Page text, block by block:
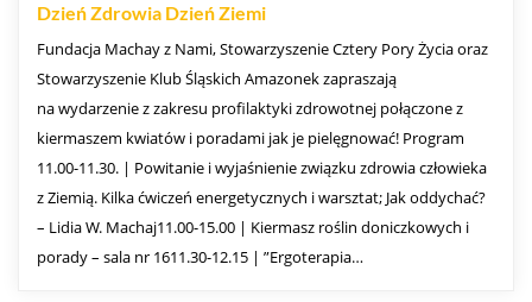
Dzień Zdrowia Dzień Ziemi
Fundacja Machay z Nami, Stowarzyszenie Cztery Pory Życia oraz
Stowarzyszenie Klub Śląskich Amazonek zapraszają
na wydarzenie z zakresu profilaktyki zdrowotnej połączone z
kiermaszem kwiatów i poradami jak je pielęgnować! Program
11.00-11.30. | Powitanie i wyjaśnienie związku zdrowia człowieka
z Ziemią. Kilka ćwiczeń energetycznych i warsztat; Jak oddychać?
– Lidia W. Machaj11.00-15.00 | Kiermasz roślin doniczkowych i
porady – sala nr 1611.30-12.15 | ”Ergoterapia…